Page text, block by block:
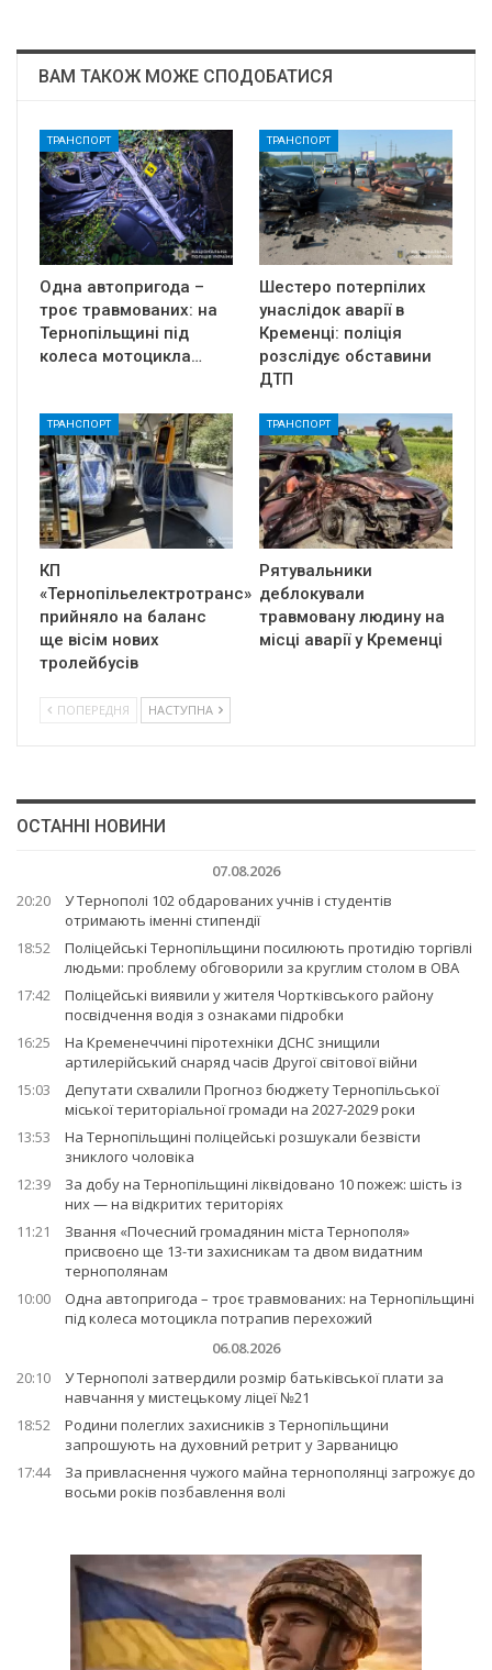
ВАМ ТАКОЖ МОЖЕ СПОДОБАТИСЯ
ТРАНСПОРТ
Одна автопригода –
троє травмованих: на
Тернопільщині під
колеса мотоцикла…
ТРАНСПОРТ
Шестеро потерпілих
унаслідок аварії в
Кременці: поліція
розслідує обставини
ДТП
ТРАНСПОРТ
КП
«Тернопільелектротранс»
прийняло на баланс
ще вісім нових
тролейбусів
ТРАНСПОРТ
Рятувальники
деблокували
травмовану людину на
місці аварії у Кременці
ПОПЕРЕДНЯ НАСТУПНА
ОСТАННІ НОВИНИ
07.08.2026
20:20
У Тернополі 102 обдарованих учнів і студентів
отримають іменні стипендії
18:52
Поліцейські Тернопільщини посилюють протидію торгівлі
людьми: проблему обговорили за круглим столом в ОВА
17:42
Поліцейські виявили у жителя Чортківського району
посвідчення водія з ознаками підробки
16:25
На Кременеччині піротехніки ДСНС знищили
артилерійський снаряд часів Другої світової війни
15:03
Депутати схвалили Прогноз бюджету Тернопільської
міської територіальної громади на 2027-2029 роки
13:53
На Тернопільщині поліцейські розшукали безвісти
зниклого чоловіка
12:39
За добу на Тернопільщині ліквідовано 10 пожеж: шість із
них — на відкритих територіях
11:21
Звання «Почесний громадянин міста Тернополя»
присвоєно ще 13-ти захисникам та двом видатним
тернополянам
10:00
Одна автопригода – троє травмованих: на Тернопільщині
під колеса мотоцикла потрапив перехожий
06.08.2026
20:10
У Тернополі затвердили розмір батьківської плати за
навчання у мистецькому ліцеї №21
18:52
Родини полеглих захисників з Тернопільщини
запрошують на духовний ретрит у Зарваницю
17:44
За привласнення чужого майна тернополянці загрожує до
восьми років позбавлення волі